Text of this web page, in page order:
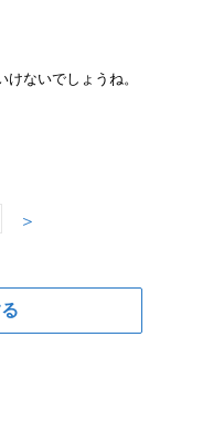
ないでしょうね。
＞